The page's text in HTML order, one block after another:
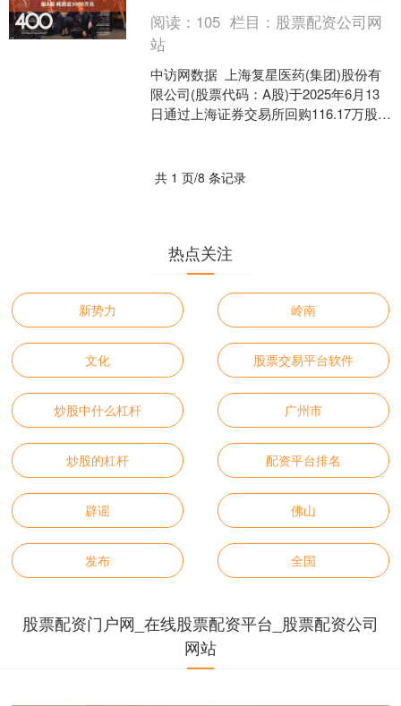
阅读： 105 栏目： 股票配资公司网
站
中访网数据 上海复星医药(集团)股份有
限公司(股票代码：A股)于2025年6月13
日通过上海证券交易所回购116.17万股A
共 1 页/8 条记录
热点关注
新势力 岭南
文化 股票交易平台软件
炒股中什么杠杆 广州市
炒股的杠杆 配资平台排名
辟谣 佛山
发布 全国
股票配资门户网_在线股票配资平台_股票配资公司
网站